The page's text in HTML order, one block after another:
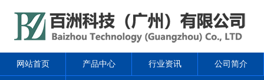
网站首页 产品中心 行业资讯 公司简介